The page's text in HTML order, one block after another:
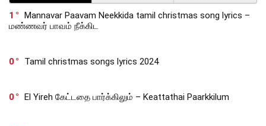
1
Mannavar Paavam Neekkida tamil christmas song lyrics –
மண்ணவர் பாவம் நீக்கிட
0 Tamil christmas songs lyrics 2024
0 El Yireh கேட்டதை பார்க்கிலும் – Keattathai Paarkkilum